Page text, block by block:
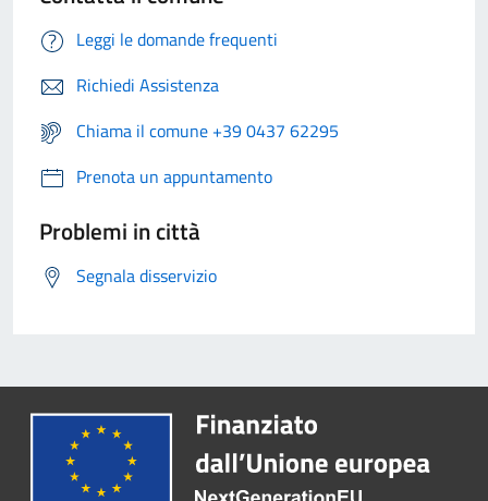
Leggi le domande frequenti
Richiedi Assistenza
Chiama il comune +39 0437 62295
Prenota un appuntamento
Problemi in città
Segnala disservizio